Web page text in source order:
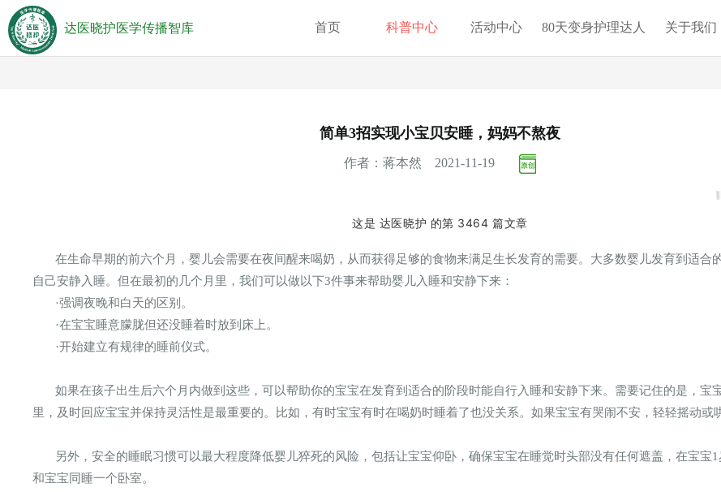
达医晓护医学传播智库 首页 科普中心 活动中心 80天变身护理达人 关于我们
简单3招实现小宝贝安睡，妈妈不熬夜
作者：蒋本然 2021-11-19
这是 达医晓护 的第 3464篇文章
在生命早期的前六个月，婴儿会需要在夜间醒来喝奶，从而获得足够的食物来满足生长发育的需要。大多数婴儿发育到适合
自己安静入睡。但在最初的几个月里，我们可以做以下3件事来帮助婴儿入睡和安静下来：
·强调夜晚和白天的区别。
·在宝宝睡意朦胧但还没睡着时放到床上。
·开始建立有规律的睡前仪式。
如果在孩子出生后六个月内做到这些，可以帮助你的宝宝在发育到适合的阶段时能自行入睡和安静下来。需要记住的是，宝
里，及时回应宝宝并保持灵活性是最重要的。比如，有时宝宝有时在喝奶时睡着了也没关系。如果宝宝有哭闹不安，轻轻摇动或
另外，安全的睡眠习惯可以最大程度降低婴儿猝死的风险，包括让宝宝仰卧，确保宝宝在睡觉时头部没有任何遮盖，在宝宝
和宝宝同睡一个卧室。